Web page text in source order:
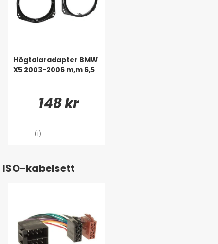
Högtalaradapter BMW
X5 2003-2006 m,m 6,5
148 kr
(1)
ISO-kabelsett